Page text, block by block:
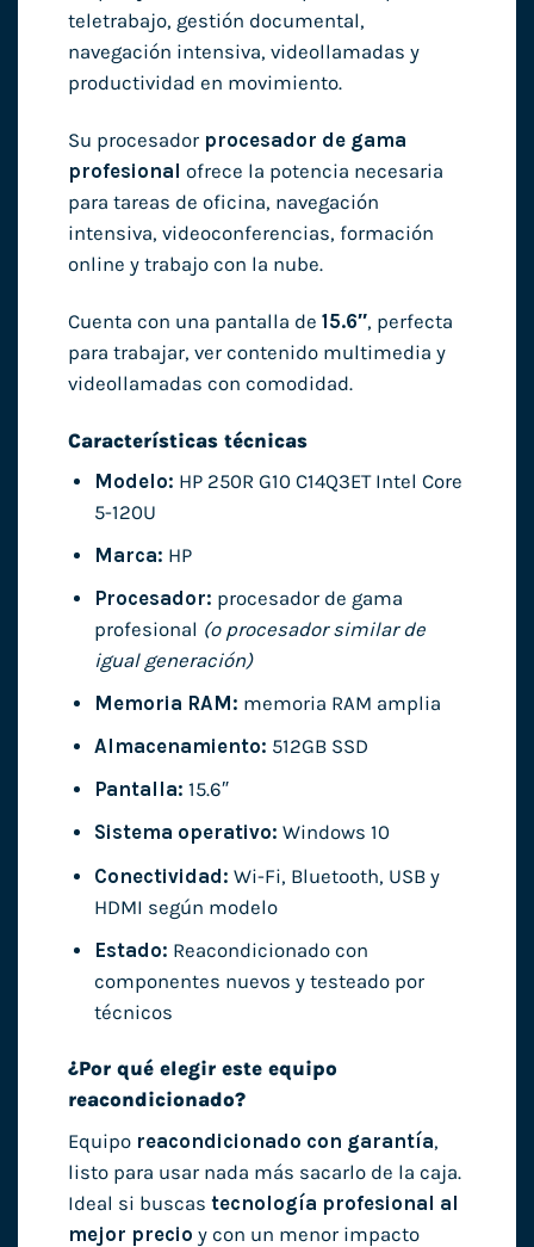
teletrabajo, gestión documental,
navegación intensiva, videollamadas y
productividad en movimiento.
Su procesador procesador de gama
profesional ofrece la potencia necesaria
para tareas de oficina, navegación
intensiva, videoconferencias, formación
online y trabajo con la nube.
Cuenta con una pantalla de 15.6″, perfecta
para trabajar, ver contenido multimedia y
videollamadas con comodidad.
Características técnicas
Modelo: HP 250R G10 C14Q3ET Intel Core
5-120U
Marca: HP
Procesador: procesador de gama
profesional (o procesador similar de
igual generación)
Memoria RAM: memoria RAM amplia
Almacenamiento: 512GB SSD
Pantalla: 15.6″
Sistema operativo: Windows 10
Conectividad: Wi-Fi, Bluetooth, USB y
HDMI según modelo
Estado: Reacondicionado con
componentes nuevos y testeado por
técnicos
¿Por qué elegir este equipo
reacondicionado?
Equipo reacondicionado con garantía,
listo para usar nada más sacarlo de la caja.
Ideal si buscas tecnología profesional al
mejor precio y con un menor impacto